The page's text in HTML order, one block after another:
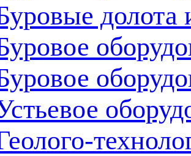
долота